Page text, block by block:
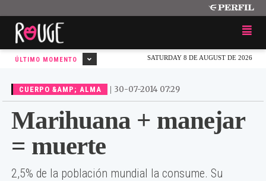
SATURDAY 8 DE AUGUST DE 2026
ÚLTIMO MOMENTO
CUERPO &AMP; ALMA | 30-07-2014 07:29
Marihuana + manejar
= muerte
2,5% de la población mundial la consume. Su